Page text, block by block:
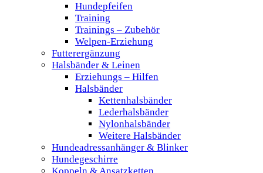
Hundepfeifen
Training
Trainings – Zubehör
Welpen-Erziehung
Futterergänzung
Halsbänder & Leinen
Erziehungs – Hilfen
Halsbänder
Kettenhalsbänder
Lederhalsbänder
Nylonhalsbänder
Weitere Halsbänder
Hundeadressanhänger & Blinker
Hundegeschirre
Koppeln & Ansatzketten